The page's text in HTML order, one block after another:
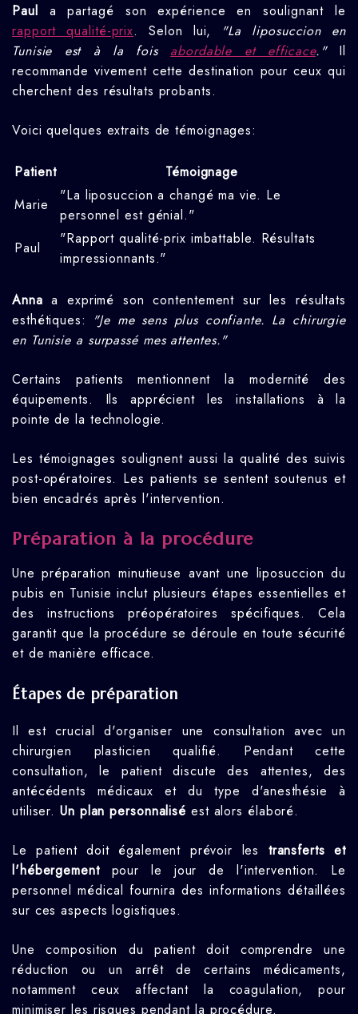
Paul a partagé son expérience en soulignant le
rapport qualité-prix. Selon lui,
"La liposuccion en
Tunisie est à la fois abordable et efficace."Il
recommande vivement cette destination pour ceux qui
cherchent des résultats probants.
Voici quelques extraits de témoignages:
Patient
Témoignage
Marie
"La liposuccion a changé ma vie. Le
personnel est génial."
Paul
"Rapport qualité-prix imbattable. Résultats
impressionnants."
Anna a exprimé son contentement sur les résultats
esthétiques:
"Je me sens plus confiante. La chirurgie
en Tunisie a surpassé mes attentes."
Certains patients mentionnent la modernité des
équipements. Ils apprécient les installations à la
pointe de la technologie.
Les témoignages soulignent aussi la qualité des suivis
post-opératoires. Les patients se sentent soutenus et
bien encadrés après l'intervention.
Préparation à la procédure
Une préparation minutieuse avant une liposuccion du
pubis en Tunisie inclut plusieurs étapes essentielles et
des instructions préopératoires spécifiques. Cela
garantit que la procédure se déroule en toute sécurité
et de manière efficace.
Étapes de préparation
Il est crucial d'organiser une consultation avec un
chirurgien plasticien qualifié. Pendant cette
consultation, le patient discute des attentes, des
antécédents médicaux et du type d'anesthésie à
utiliser. Un plan personnalisé est alors élaboré.
Le patient doit également prévoir les transferts et
l'hébergementpour le jour de l'intervention. Le
personnel médical fournira des informations détaillées
sur ces aspects logistiques.
Une composition du patient doit comprendre une
réduction ou un arrêt de certains médicaments,
notamment ceux affectant la coagulation, pour
minimiser les risques pendant la procédure.